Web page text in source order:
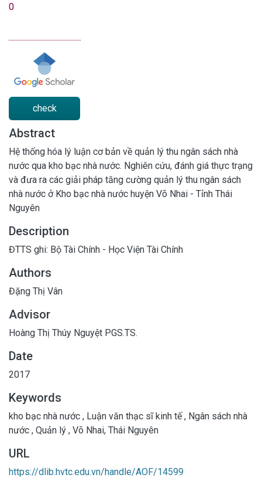
0
check
Abstract
Hệ thống hóa lý luận cơ bản về quản lý thu ngân sách nhà
nước qua kho bạc nhà nước. Nghiên cứu, đánh giá thực trạng
và đưa ra các giải pháp tăng cường quản lý thu ngân sách
nhà nước ở Kho bạc nhà nước huyện Võ Nhai - Tỉnh Thái
Nguyên
Description
ĐTTS ghi: Bộ Tài Chính - Học Viện Tài Chính
Authors
Đặng Thị Vân
Advisor
Hoàng Thị Thúy Nguyệt PGS.TS.
Date
2017
Keywords
kho bạc nhà nước , Luận văn thạc sĩ kinh tế, Ngân sách nhà
nước , Quản lý , Võ Nhai, Thái Nguyên
URL
https://dlib.hvtc.edu.vn/handle/AOF/14599